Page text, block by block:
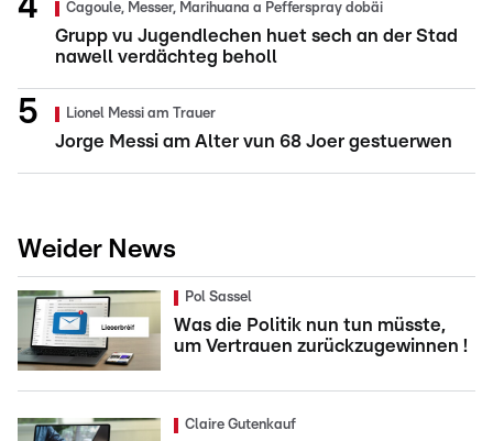
Cagoule, Messer, Marihuana a Pefferspray dobäi
Grupp vu Jugendlechen huet sech an der Stad
nawell verdächteg beholl
Lionel Messi am Trauer
Jorge Messi am Alter vun 68 Joer gestuerwen
Weider News
Pol Sassel
Was die Politik nun tun müsste,
um Vertrauen zurückzugewinnen !
Claire Gutenkauf